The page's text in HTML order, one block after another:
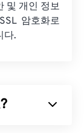
및 개인 정보
암호화로
다.